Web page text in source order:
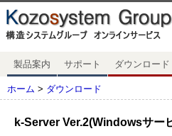
製品案内 サポート ダウンロード
ホーム > ダウンロード
k-Server Ver.2(Windowsサー